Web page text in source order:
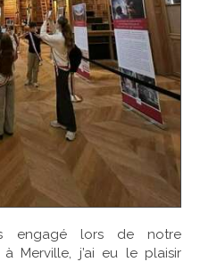
engagé lors de notre
Merville, j’ai eu le plaisir